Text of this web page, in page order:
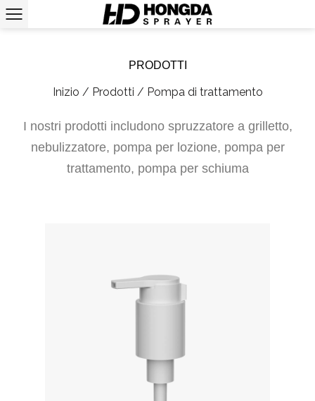
PRODOTTI
Inizio / Prodotti / Pompa di trattamento
I nostri prodotti includono spruzzatore a grilletto,
nebulizzatore, pompa per lozione, pompa per
trattamento, pompa per schiuma